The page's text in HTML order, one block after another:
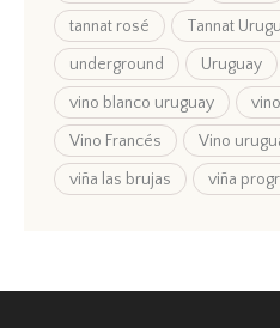
tannat rosé
Tannat
underground
Uruguay
vino blanco uruguay
Vino Francés
Vino
viña las brujas
viña